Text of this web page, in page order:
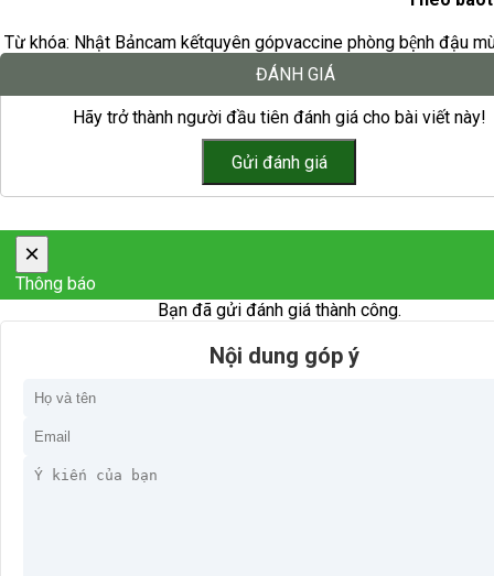
Từ khóa: Nhật Bảncam kếtquyên gópvaccine phòng bệnh đậu
ĐÁNH GIÁ
Hãy trở thành người đầu tiên đánh giá cho bài viết này!
×
Thông báo
Bạn đã gửi đánh giá thành công.
Nội dung góp ý